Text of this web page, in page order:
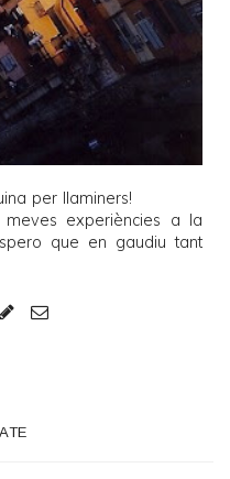
per llaminers!
experiències a la
que en gaudiu tant